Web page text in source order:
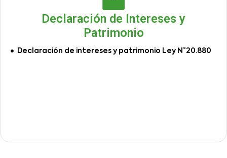
Declaración de Intereses y
Patrimonio
Declaración de intereses y patrimonio Ley N°20.880